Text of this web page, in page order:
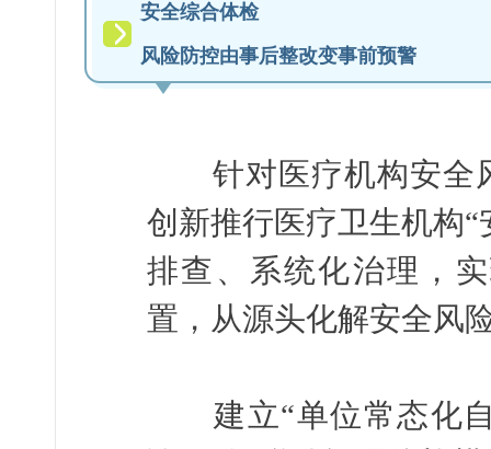
安全综合体检
风险防控由事后整改变事前预警
针对医疗机构安全
创新推行医疗卫生机构
排查、系统化治理，
置，从源头化解安全风
建立“单位常态化自